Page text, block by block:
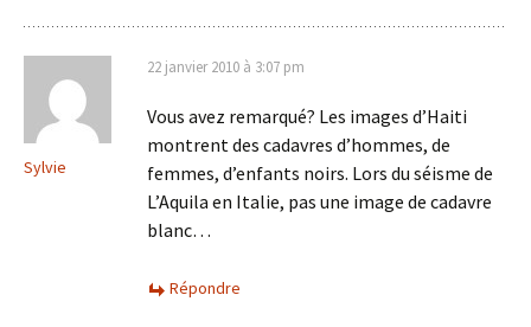
Sylvie
22 janvier 2010 à 3:07 pm
Vous avez remarqué? Les images d’Haiti
montrent des cadavres d’hommes, de
femmes, d’enfants noirs. Lors du séisme de
L’Aquila en Italie, pas une image de cadavre
blanc…
Répondre